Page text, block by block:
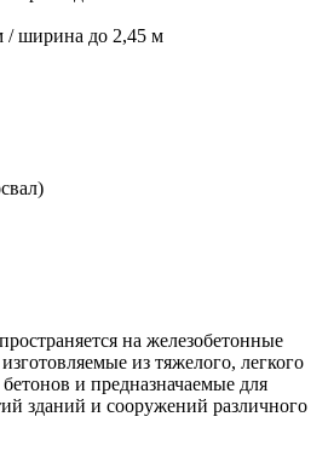
/ ширина до 2,45 м
на железобетонные
из тяжелого, легкого
и предназначаемые для
зданий и сооружений различного